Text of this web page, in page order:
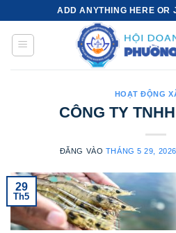
dung
ADD ANYTHING HERE OR
HOẠT ĐỘNG
CÔNG TY
ĐĂNG VÀO THÁNG 5 29, 2026
29
Th5